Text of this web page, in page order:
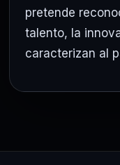
pretende
talento, la
caracterizan al